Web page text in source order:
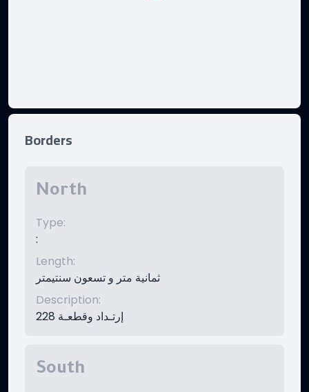
Borders
North
Type:
:
Length:
ثمانية متر و تسعون سنتيمتر
Description:
إرتـداد وقطعـة 228
South